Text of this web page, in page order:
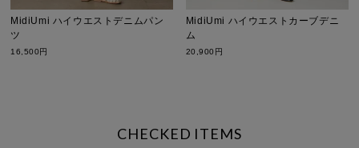
MidiUmi ハイウエストデニムパン
ツ
16,500円
MidiUmi ハイウエストカーブデニ
ム
20,900円
CHECKED ITEMS